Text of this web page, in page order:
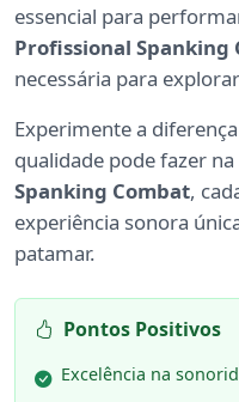
essencial para
Profissional Spanking
necessária para
Experimente a
qualidade pode fazer
Spanking Combat,
experiência sonora
patamar.
Pontos Positivos
Excelência na